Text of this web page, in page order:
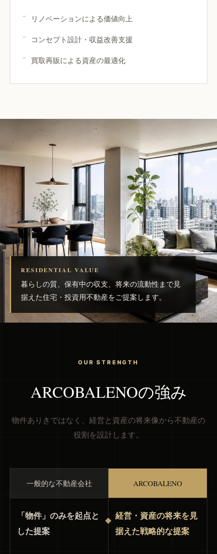
リノベーションによる価値向上
コンセプト設計・収益改善支援
買取再販による資産の最適化
RESIDENTIAL VALUE
暮らしの質、保有中の収支、将来の流動性まで見
据えた住宅・投資用不動産をご提案します。
OUR STRENGTH
ARCOBALENOの強み
物件ありきではなく、経営と資産の将来像から不動産の
役割を設計します。
一般的な不動産会社 ARCOBALENO
「物件」のみを起点と
した提案
経営・資産の将来を見
据えた戦略的な提案